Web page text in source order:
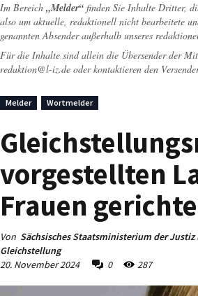
Im Bereich „Melder“ finden Sie Inhalte Dritter,
also um aktuelle, redaktionell nicht bearbeitete
genannten Absender außerhalb unseres
Für die Inhalte sind allein die Übersender der
redaktion@l-iz.de oder kontaktieren den
Melder Wortmelder
vorgestellten
Frauen
Von Sächsisches Staatsministerium der
Gleichstellung
20. November 2024
0 287